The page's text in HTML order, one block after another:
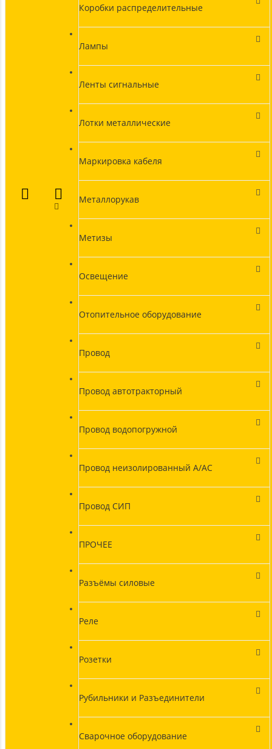
Коробки распределительные
Лампы
Ленты сигнальные
Лотки металлические
Маркировка кабеля
Металлорукав
Метизы
Освещение
Отопительное оборудование
Провод
Провод автотракторный
Провод водопогружной
Провод неизолированный А/АС
Провод СИП
ПРОЧЕЕ
Разъёмы силовые
Реле
Розетки
Рубильники и Разъединители
Сварочное оборудование